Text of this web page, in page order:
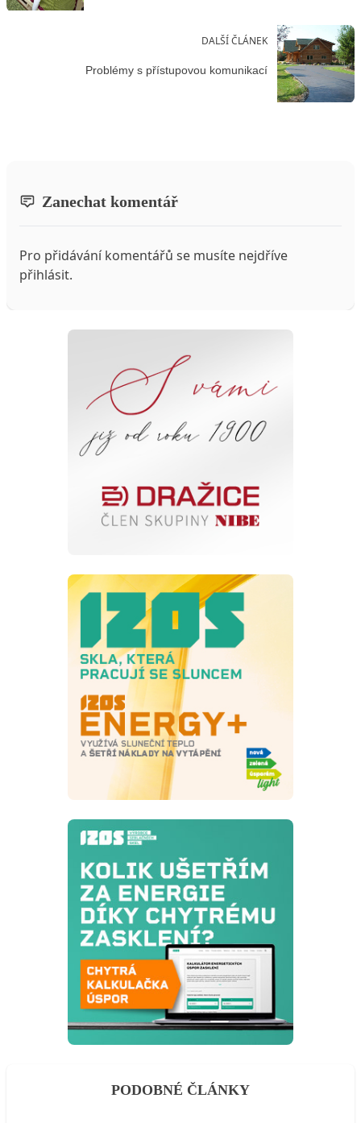
DALŠÍ ČLÁNEK
Problémy s přístupovou komunikací
Zanechat komentář
Pro přidávání komentářů se musíte nejdříve
přihlásit.
PODOBNÉ ČLÁNKY